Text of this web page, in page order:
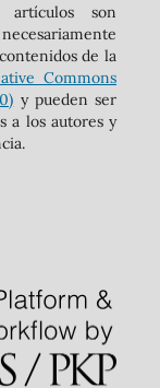
artículos son
de la
Commons
y pueden ser
a los autores y